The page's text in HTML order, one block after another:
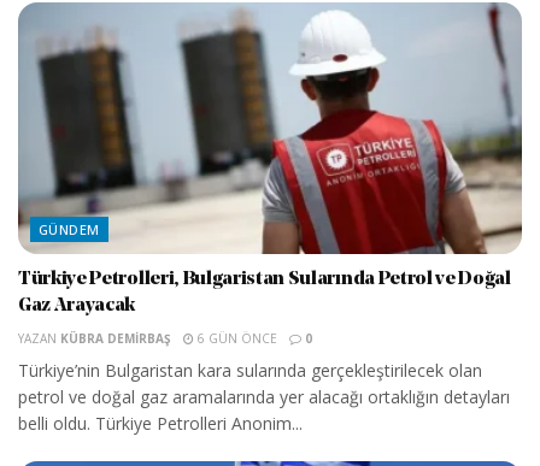
GÜNDEM
Türkiye Petrolleri, Bulgaristan Sularında Petrol ve Doğal
Gaz Arayacak
YAZAN KÜBRA DEMIRBAŞ 6 GÜN ÖNCE 0
Türkiye’nin Bulgaristan kara sularında gerçekleştirilecek olan
petrol ve doğal gaz aramalarında yer alacağı ortaklığın detayları
belli oldu. Türkiye Petrolleri Anonim...